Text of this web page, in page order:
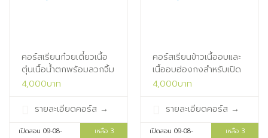
คอร์สเรียนก๋วยเตี๋ยวเนื้อ
ตุ๋นเนื้อน้ำตกพร้อมลวกจิ้ม
สำหรับเปิด
ห้องเรียน1)
4,000บาท
รายละเอียดคอร์ส →
คอร์สเรียนข้าวเนื้ออบและ
เนื้ออบฮ่องกงสำหรับเปิด
ร้านเป็น
ห้องเรียน1)
4,000บาท
รายละเอียดคอร์ส →
เปิดสอน 09-08-
เหลือ 3
เปิดสอน 09-08-
เหลือ 3